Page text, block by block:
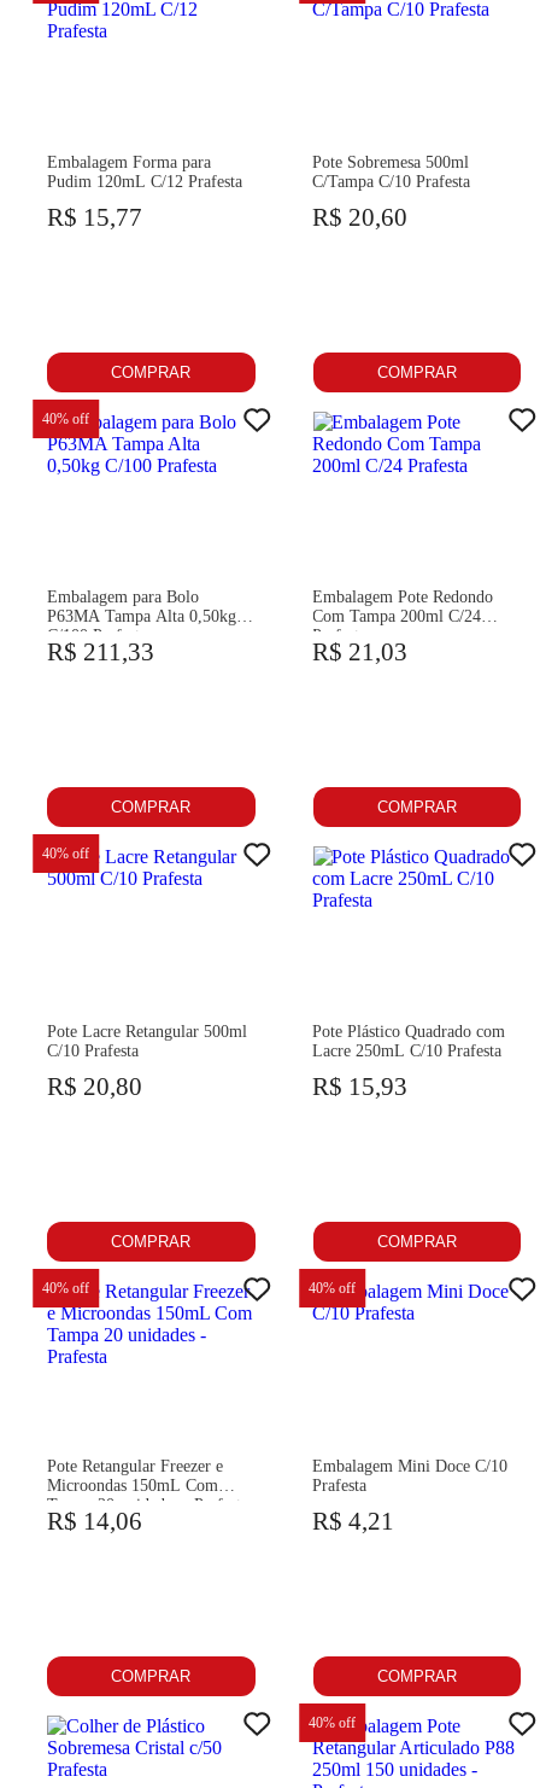
Embalagem Forma para
Pudim 120mL C/12 Prafesta
R$ 15,77
COMPRAR
Pote Sobremesa 500ml
C/Tampa C/10 Prafesta
R$ 20,60
COMPRAR
40% off
Embalagem para Bolo
P63MA Tampa Alta 0,50kg
C/100 Prafesta
R$ 211,33
COMPRAR
Embalagem Pote Redondo
Com Tampa 200ml C/24
Prafesta
R$ 21,03
COMPRAR
40% off
Pote Lacre Retangular 500ml
C/10 Prafesta
R$ 20,80
COMPRAR
Pote Plástico Quadrado com
Lacre 250mL C/10 Prafesta
R$ 15,93
COMPRAR
40% off
Pote Retangular Freezer e
Microondas 150mL Com
Tampa 20 unidades - Prafesta
R$ 14,06
COMPRAR
40% off
Embalagem Mini Doce C/10
Prafesta
R$ 4,21
COMPRAR
40% off